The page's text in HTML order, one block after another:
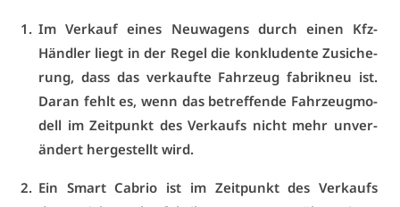
Im Ver­kauf ei­nes Neu­wa­gens durch ei­nen Kfz-
Händ­ler liegt in der Re­gel die kon­klu­den­te Zu­si­che­
rung, dass das ver­kauf­te Fahr­zeug fa­brik­neu ist.
Dar­an fehlt es, wenn das be­tref­fen­de Fahr­zeug­mo­
dell im Zeit­punkt des Ver­kaufs nicht mehr un­ver­
än­dert her­ge­stellt wird.
Ein Smart Ca­brio ist im Zeit­punkt des Ver­kaufs